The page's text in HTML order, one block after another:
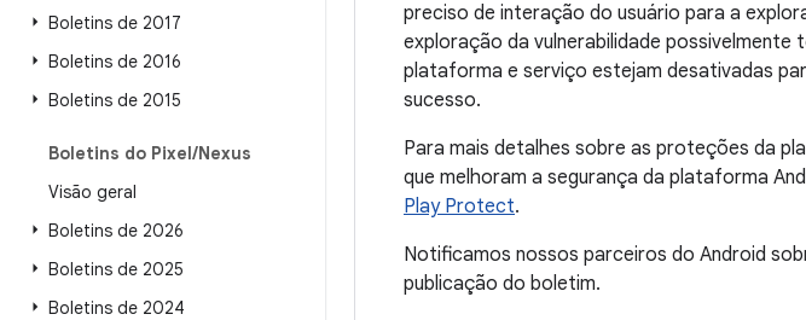
Boletins de 2017
Boletins de 2016
Boletins de 2015
Boletins do Pixel/Nexus
Visão geral
Boletins de 2026
Boletins de 2025
Boletins de 2024
preciso de interação do usuário para a
exploração da vulnerabilidade
plataforma e serviço estejam desativadas
sucesso.
Para mais detalhes sobre as proteções da
que melhoram a segurança da plataforma
Play Protect.
Notificamos nossos parceiros do Android
publicação do boletim.